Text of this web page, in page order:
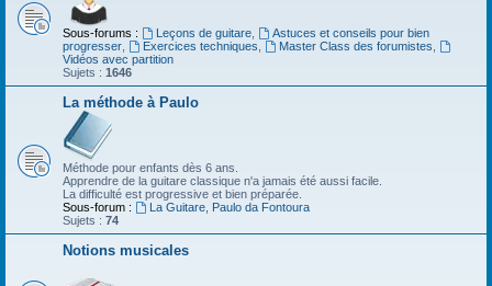
Sous-forums : Leçons de guitare,
Astuces et conseils pour bien
progresser
Exercices techniques Master Class des forumistes
Vidéos avec partition
Sujets : 1646
La méthode à Paulo
Méthode pour enfants dès 6 ans.
Apprendre de la guitare classique n'a jamais été aussi facile.
La difficulté est progressive et bien préparée.
Sous-forum :
La Guitare, Paulo da Fontoura
Sujets : 74
Notions musicales